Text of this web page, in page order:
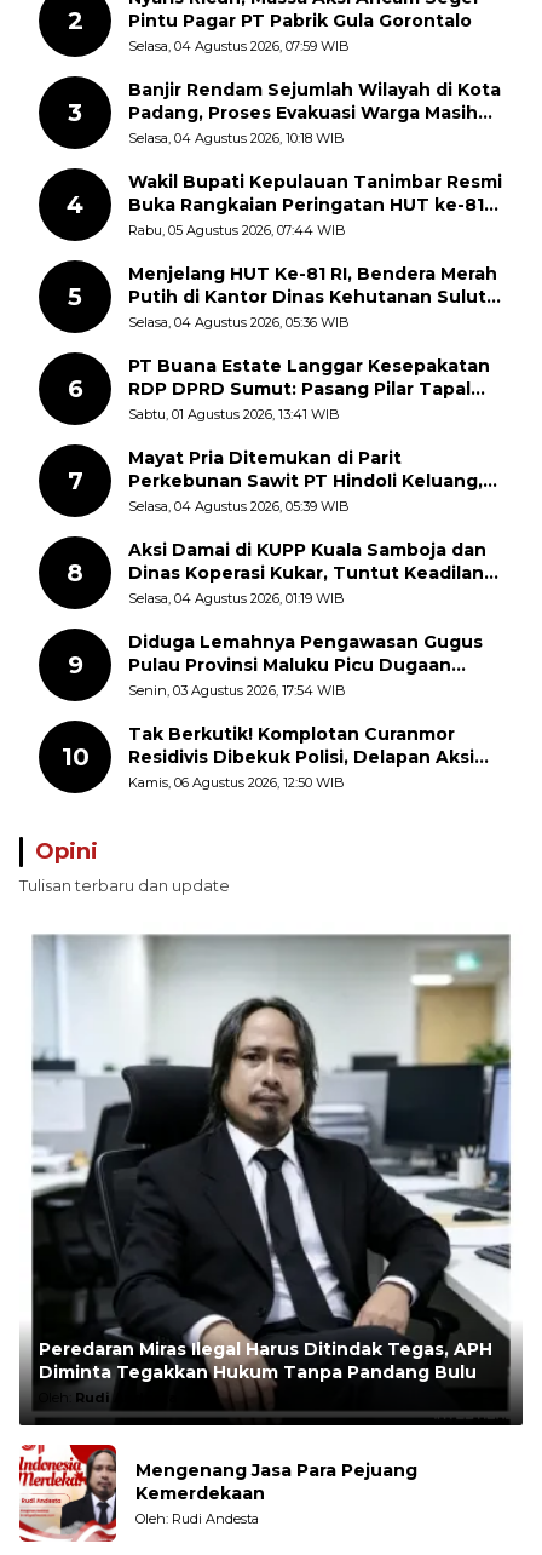
2
Pintu Pagar PT Pabrik Gula Gorontalo
Selasa, 04 Agustus 2026, 07:59 WIB
3
Banjir Rendam Sejumlah Wilayah di Kota
Padang, Proses Evakuasi Warga Masih
Berlangsung
Selasa, 04 Agustus 2026, 10:18 WIB
4
Wakil Bupati Kepulauan Tanimbar Resmi
Buka Rangkaian Peringatan HUT ke-81
Kemerdekaan RI, ASN Diajak Perkuat
Rabu, 05 Agustus 2026, 07:44 WIB
5
Menjelang HUT Ke-81 RI, Bendera Merah
Putih di Kantor Dinas Kehutanan Sulut
Disorot Warga
Selasa, 04 Agustus 2026, 05:36 WIB
6
PT Buana Estate Langgar Kesepakatan
RDP DPRD Sumut: Pasang Pilar Tapal
Batas Sepihak Tanpa Libatkan
Sabtu, 01 Agustus 2026, 13:41 WIB
7
Mayat Pria Ditemukan di Parit
Perkebunan Sawit PT Hindoli Keluang,
Polisi Selidiki Penyebab Kematian
Selasa, 04 Agustus 2026, 05:39 WIB
8
Aksi Damai di KUPP Kuala Samboja dan
Dinas Koperasi Kukar, Tuntut Keadilan
dan Kesempatan Kerja yang Adil
Selasa, 04 Agustus 2026, 01:19 WIB
9
Diduga Lemahnya Pengawasan Gugus
Pulau Provinsi Maluku Picu Dugaan
Pungli terhadap Nelayan Bale-Bale di
Senin, 03 Agustus 2026, 17:54 WIB
10
Tak Berkutik! Komplotan Curanmor
Residivis Dibekuk Polisi, Delapan Aksi
Curanmor Di Candipuro Terungkap
Kamis, 06 Agustus 2026, 12:50 WIB
Opini
Tulisan terbaru dan update
Peredaran Miras Ilegal Harus Ditindak Tegas, APH
Diminta Tegakkan Hukum Tanpa Pandang Bulu
Oleh: Rudi Andesta
Mengenang Jasa Para Pejuang
Kemerdekaan
Oleh: Rudi Andesta